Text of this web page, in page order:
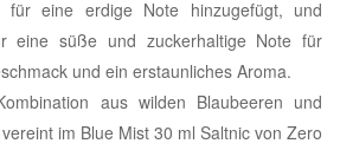
für eine erdige Note hinzugefügt, und
eine süße und zuckerhaltige Note für
und ein erstaunliches Aroma.
aus wilden Blaubeeren und
im Blue Mist 30 ml Saltnic von Zero